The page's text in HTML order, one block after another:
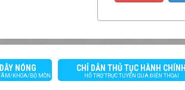
NÓNG
KHOA/BỘ MÔN
CHỈ DẪN THỦ TỤC HÀNH CHÍNH
HỖ TRỢ TRỰC TUYẾN QUA ĐIỆN THOẠI